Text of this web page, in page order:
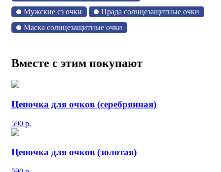
Мужские сз очки
Прада солнцезащитные очки
Маска солнцезащитные очки
Вместе с этим покупают
Цепочка для очков (серебрянная)
590 р.
Цепочка для очков (золотая)